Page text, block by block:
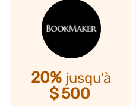
20%jusqu'à
$500